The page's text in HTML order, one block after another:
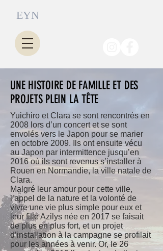
EYN
UNE HISTOIRE DE FAMILLE ET DES
PROJETS PLEIN LA TÊTE
Yuichiro et Clara se sont rencontrés en
2008 lors d’un concert et se sont
envolés vers le Japon pour se marier
en octobre 2009. Ils ont ensuite vécu
au Japon par intermittence jusqu’en
2016 où ils sont revenus s’installer à
Rouen en Normandie, la ville natale de
Clara.
Malgré leur amour pour cette ville,
l’appel de la nature et la volonté de
vivre une vie plus simple pour eux et
leur fille Azilys née en 2017 se faisait
de plus en plus fort, et un projet
d’installation à la campagne se profilait
pour les années à venir. Or, le 26